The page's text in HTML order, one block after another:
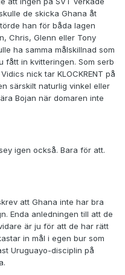
de skicka Ghana åt
han för båda lagen
Chris, Glenn eller Tony
ha samma målskillnad som
fått in kvitteringen. Som serb
nick tar KLOCKRENT på
särskilt naturlig vinkel eller
Bojan när domaren inte
igen också. Bara för att.
att Ghana inte har bra
Enda anledningen till att de
är ju för att de har rätt
in mål i egen bur som
Uruguayo-disciplin på